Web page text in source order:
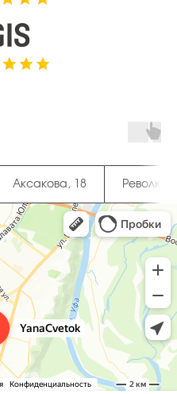
Аксакова, 18